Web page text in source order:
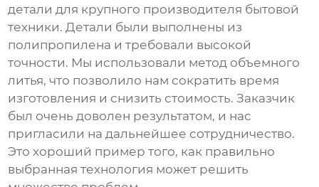
детали для крупного производителя бытовой
техники. Детали были выполнены из
полипропилена и требовали высокой
точности. Мы использовали метод объемного
литья, что позволило нам сократить время
изготовления и снизить стоимость. Заказчик
был очень доволен результатом, и нас
пригласили на дальнейшее сотрудничество.
Это хороший пример того, как правильно
выбранная технология может решить